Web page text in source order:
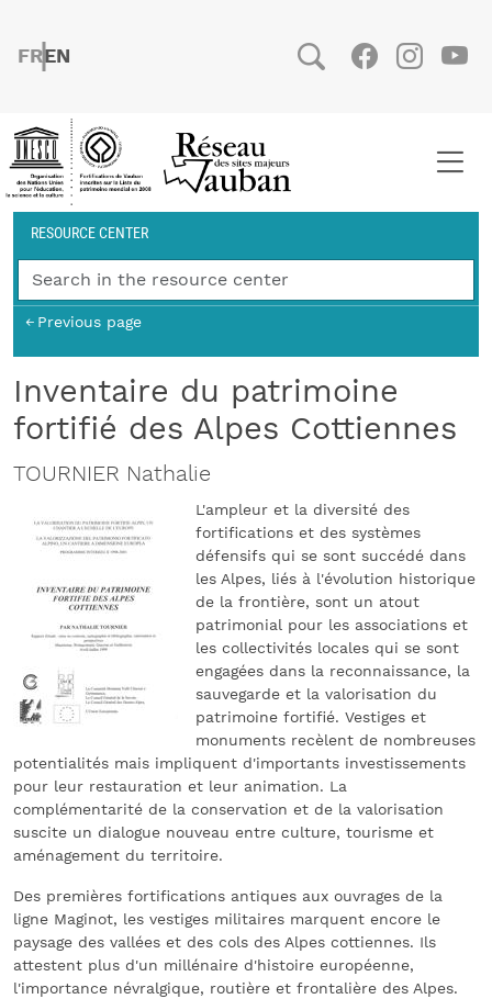
FRENCH
ENGLISH
Social
Breadcrumb
RESOURCE CENTER
Previous page
Inventaire du patrimoine
fortifié des Alpes Cottiennes
TOURNIER Nathalie
L'ampleur et la diversité des
fortifications et des systèmes
défensifs qui se sont succédé dans
les Alpes, liés à l'évolution historique
de la frontière, sont un atout
patrimonial pour les associations et
les collectivités locales qui se sont
engagées dans la reconnaissance, la
sauvegarde et la valorisation du
patrimoine fortifié. Vestiges et
monuments recèlent de nombreuses
potentialités mais impliquent d'importants investissements
pour leur restauration et leur animation. La
complémentarité de la conservation et de la valorisation
suscite un dialogue nouveau entre culture, tourisme et
aménagement du territoire.
Des premières fortifications antiques aux ouvrages de la
ligne Maginot, les vestiges militaires marquent encore le
paysage des vallées et des cols des Alpes cottiennes. Ils
attestent plus d'un millénaire d'histoire européenne,
l'importance névralgique, routière et frontalière des Alpes.